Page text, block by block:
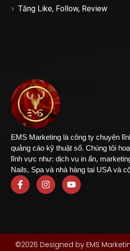
EMS Marketing là công ty chuyên
quảng cáo kỹ thuật số. Chúng tôi
lĩnh vực như: dịch vụ in ấn,
Nails, Spa và nhà hàng tại USA và
Tăng Like, Follow, Review
©2026 Designed by EMS